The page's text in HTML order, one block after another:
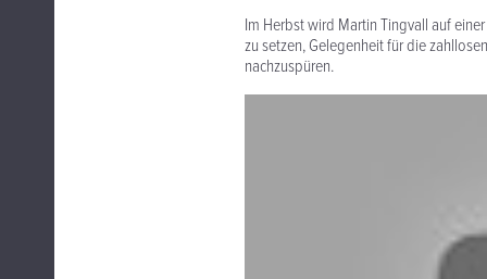
Im Herbst wird Martin Tingvall auf
zu setzen, Gelegenheit für die
nachzuspüren.